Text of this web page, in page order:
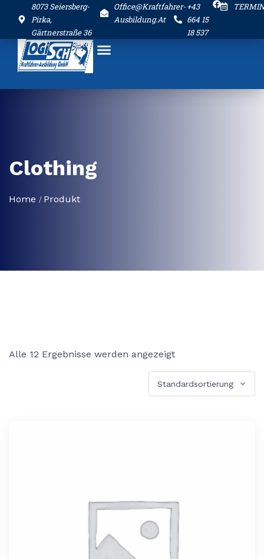
8073 Seiersberg-
Pirka,
Gärtnerstraße 36
Office@kraftfahrer-
Ausbildung.at
+43
664 15
18 537
Clothing
Home Produkt
Alle 12 Ergebnisse werden angezeigt
Standardsortierung